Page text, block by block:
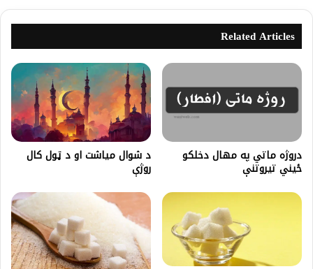
Related Articles
دروژه ماتي په مهال دخلکو
ځیني تیروتنې
د شوال مياشت او د ټول کال
روژې